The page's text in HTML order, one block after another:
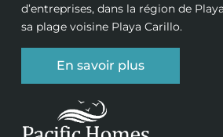
d’entreprises, dans la région de
sa plage voisine Playa Carillo.
En savoir plus